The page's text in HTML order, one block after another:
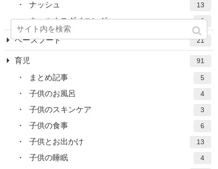
ナッシュ 13
ウェルネスダイニング 2
ベースフード 21
育児 91
まとめ記事 5
子供のお風呂 4
子供のスキンケア 3
子供の食事 6
子供とお出かけ 13
子供の睡眠 4